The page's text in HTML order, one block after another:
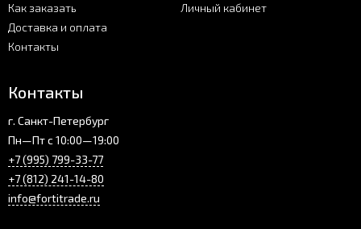
Как заказать
Доставка и оплата
Контакты
Личный кабинет
Контакты
г. Санкт-Петербург
Пн—Пт с 10:00—19:00
+7 (995) 799-33-77
+7 (812) 241-14-80
info@fortitrade.ru